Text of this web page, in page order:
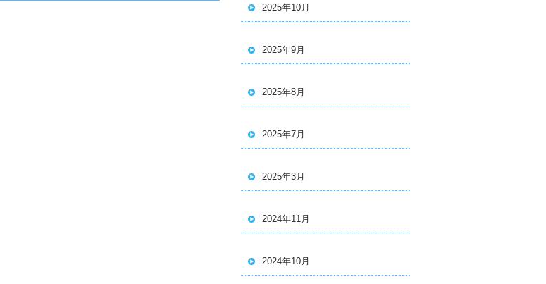
2025年10月
2025年9月
2025年8月
2025年7月
2025年3月
2024年11月
2024年10月